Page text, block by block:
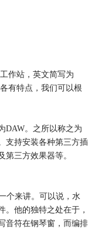
作站，英文简写为
有特点，我们可以根
DAW。之所以称之为
支持安装各种第三方插
三方效果器等。
个来讲。可以说，水
。他的独特之处在于，
音符在钢琴窗，而编排